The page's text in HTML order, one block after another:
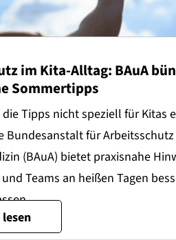
im Kita-Alltag: BAuA
Sommertipps
Tipps nicht speziell für Kitas
Bundesanstalt für
(BAuA) bietet praxisnahe
Teams an heißen Tagen